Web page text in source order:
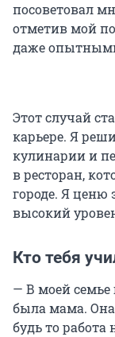
посоветовал
отметив мой
даже
Этот случай
карьере. Я
кулинарии и
в ресторан,
городе. Я ценю
высокий
Кто тебя
— В моей
была мама.
будь то